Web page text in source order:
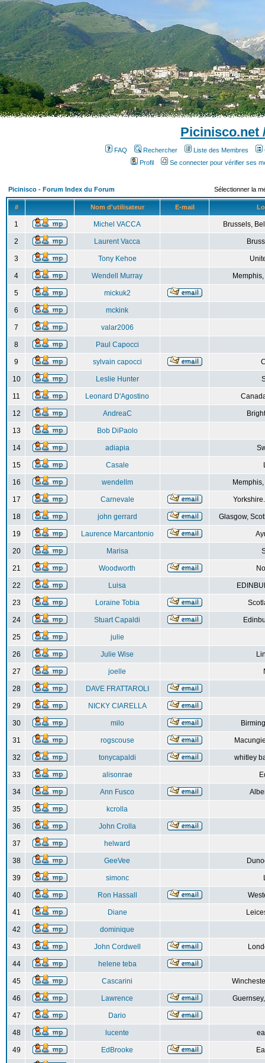
Picinisco.net
FAQ Rechercher Liste des Membres
Profil
Se connecter pour vérifier ses
Picinisco - Forum Index du Forum Sélectionner la
# Nom d'utilisateur E-mail
1 Michel VACCA Brussels,
2 Laurent Vacca
3 Tony Kehoe
4 Wendell Murray
5 mickuk2
6 mckink
7 valar2006
8 Paul Capocci
9 sylvain capocci
10 Leslie Hunter
11 Leonard D'Agostino
12 AndreaC
13 Bob DiPaolo
14 adiapia
15 Casale
16 wendellm
17 Carnevale
18 john gerrard Glasgow,
19 Laurence Marcantonio
20 Marisa
21 Woodworth
22 Luisa
23 Loraine Tobia
24 Stuart Capaldi
25 julie
26 Julie Wise
27 joelle
28 DAVE FRATTAROLI
29 NICKY CIARELLA
30 milo
31 rogscouse
32 tonycapaldi whitley
33 alisonrae
34 Ann Fusco
35 kcrolla
36 John Crolla
37 helward
38 GeeVee
39 simonc
40 Ron Hassall
41 Diane
42 dominique
43 John Cordwell
44 helene teba
45 Cascarini
46 Lawrence
47 Dario
48 lucente
49 EdBrooke